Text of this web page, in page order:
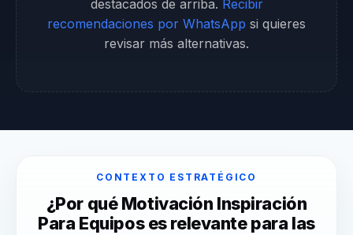
destacados de arriba. Recibir
recomendaciones por WhatsApp si quieres
revisar más alternativas.
CONTEXTO ESTRATÉGICO
¿Por qué Motivación Inspiración
Para Equipos es relevante para las